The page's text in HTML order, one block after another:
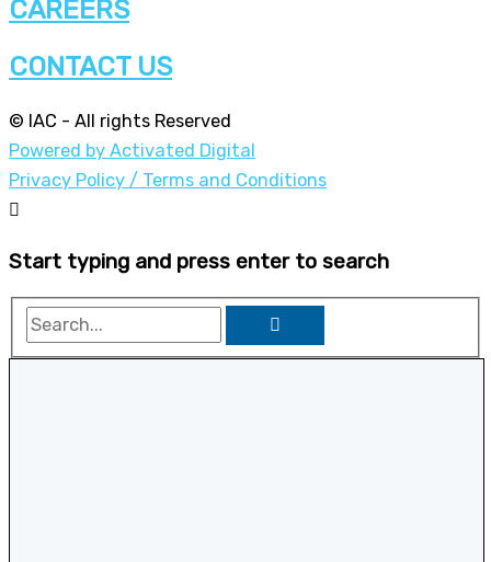
CAREERS
CONTACT US
© IAC - All rights Reserved
Powered by Activated Digital
Privacy Policy / Terms and Conditions
Start typing and press enter to search